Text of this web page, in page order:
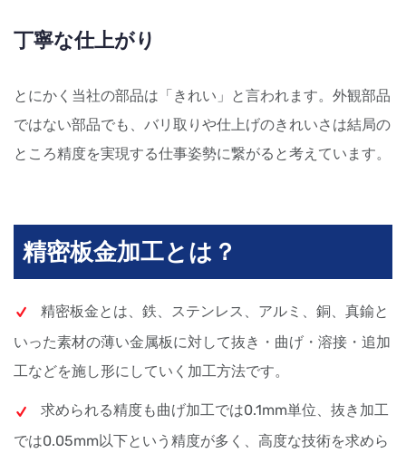
丁寧な仕上がり
とにかく当社の部品は「きれい」と言われます。外観部品
ではない部品でも、バリ取りや仕上げのきれいさは結局の
ところ精度を実現する仕事姿勢に繋がると考えています。
精密板金加工とは？
精密板金とは、鉄、ステンレス、アルミ、銅、真鍮と
いった素材の薄い金属板に対して抜き・曲げ・溶接・追加
工などを施し形にしていく加工方法です。
求められる精度も曲げ加工では0.1mm単位、抜き加工
では0.05mm以下という精度が多く、高度な技術を求めら